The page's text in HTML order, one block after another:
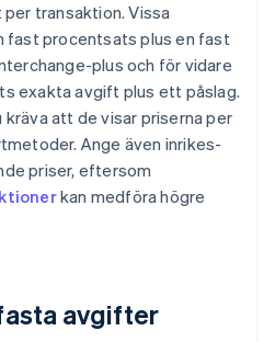
per transaktion. Vissa
fast procentsats plus en fast
plus och för vidare
exakta avgift plus ett påslag.
att de visar priserna per
Ange även inrikes-
priser, eftersom
kan medföra högre
avgifter